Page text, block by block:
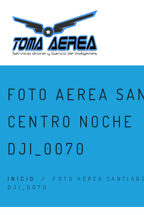
FOTO AEREA
CENTRO NOCHE
DJI_0070
INICIO / FOTO AEREA
DJI_0070